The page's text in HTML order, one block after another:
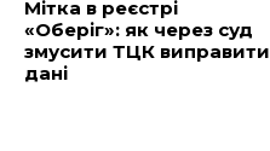
Мітка в реєстрі
«Оберіг»: як через суд
змусити ТЦК виправити
дані